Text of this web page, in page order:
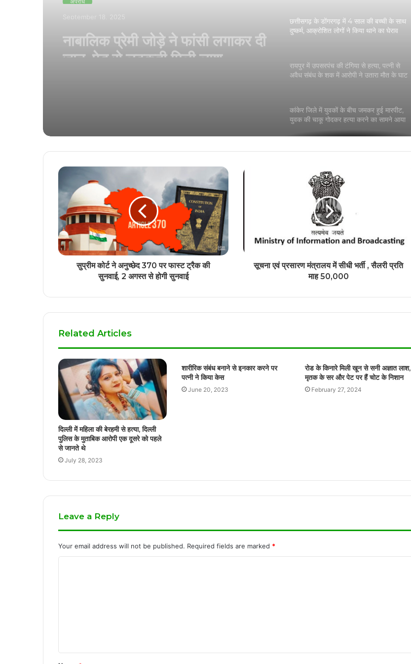
छत्तीसगढ़ के डोंगरगढ़ में 4 साल की
बच्ची के साथ दुष्कर्म, आक्रोशित लोगों ने
मारपीट, गाली-गलौच, और जान से मारने की धमकी
साहू गिरफ्तार, मुचलके पर हुए रिहा
दो बाइक सवारों ने कुत्ते को बेरहमी से घसीटा, वीडियो
सोशल मीडिया पर वायरल
मेकाहारा में पत्रकारों से मारपीट करने बाउंसर्स का
रायपुर पुलिस ने निकला जुलूस
रायपुर में 10 साल की मासूम से दरिंदगी
पति ने पत्नी को छत से उल्टा लटकाकर पीटा,
नाबालिक प्रेमी जोड़े ने फांसी लगाकर दी जान, पेड़ से
युवक की चाकू गोदकर हत्या करने का सामने आया
सुप्रीम कोर्ट ने अनुच्छेद 370 पर फास्ट ट्रैक की
सुनवाई, 2 अगस्त से होगी सुनवाई
सूचना एवं प्रसारण मंत्रालय में सीधी भर्ती , सैलरी प्रति
माह 50,000
Related Articles
दिल्ली में महिला की बेरहमी से हत्या, दिल्ली
पुलिस के मुताबिक आरोपी एक दूसरे को पहले
से जानते थे
July 28, 2023
शारीरिक संबंध बनाने से इनकार करने पर
पत्नी ने किया केस
June 20, 2023
रोड के किनारे मिली खून से सनी अज्ञात लाश,
मृतक के सर और पेट पर हैं चोट के निशान
February 27, 2024
Leave a Reply
Your email address will not be published. Required fields are marked *
t